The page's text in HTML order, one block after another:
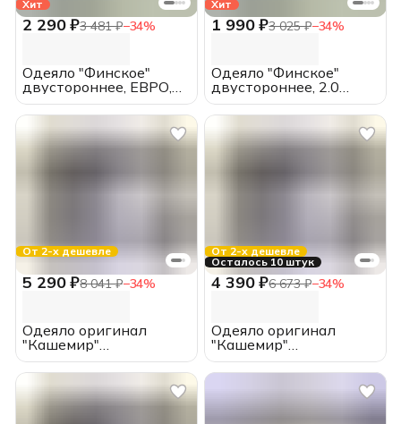
Хит
2 290 ₽3 481 ₽−34%
Одеяло "Финское"
двустороннее, ЕВРО,
всесезонное, хлопок
Хит
1 990 ₽3 025 ₽−34%
Одеяло "Финское"
двустороннее, 2.0
спальное, всесезонное,
хлопок
От 2-х дешевле
5 290 ₽8 041 ₽−34%
Одеяло оригинал
"Кашемир"
всесезонное, ЕВРО,
ИвШвейСтандарт
От 2-х дешевле
Осталось 10 штук
4 390 ₽6 673 ₽−34%
Одеяло оригинал
"Кашемир"
всесезонное, 2.0
спальное,